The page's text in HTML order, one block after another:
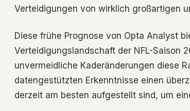
Verteidigungen von wirklich großartigen
Diese frühe Prognose von Opta Analyst
Verteidigungslandschaft der NFL-Saison
unvermeidliche Kaderänderungen diese
datengestützten Erkenntnisse einen
derzeit am besten aufgestellt sind, um